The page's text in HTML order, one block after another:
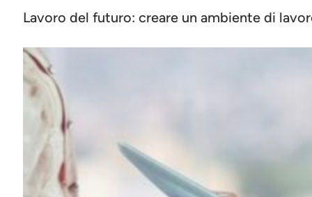
Lavoro del futuro: creare un ambiente di